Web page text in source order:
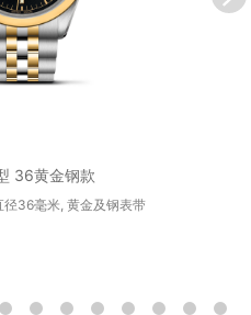
36黄金钢款
36毫米, 黄金及钢表带